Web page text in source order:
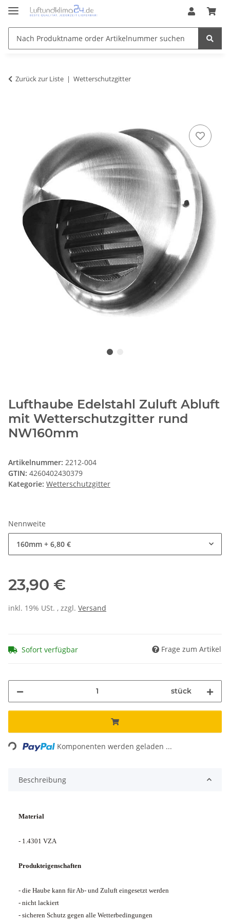
Zurück zur Liste Wetterschutzgitter
Lufthaube Edelstahl Zuluft Abluft
mit Wetterschutzgitter rund
NW160mm
Artikelnummer: 2212-004
GTIN: 4260402430379
Kategorie: Wetterschutzgitter
Nennweite
160mm + 6,80 €
23,90 €
inkl. 19% USt. , zzgl. Versand
Sofort verfügbar Frage zum Artikel
stück
Loading... Komponenten werden geladen ...
Beschreibung
Material
- 1.4301 VZA
Produkteigenschaften
- die Haube kann für Ab- und Zuluft eingesetzt werden
- nicht lackiert
- sicheren Schutz gegen alle Wetterbedingungen